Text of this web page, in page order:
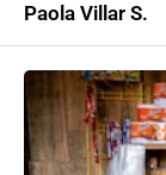
Paola Villar S.